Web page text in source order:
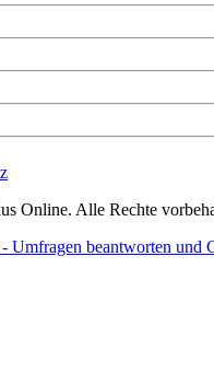
Online. Alle Rechte